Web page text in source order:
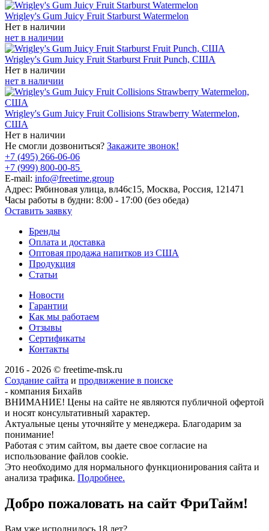
Wrigley's Gum Juicy Fruit Starburst Watermelon
Нет в наличии
нет в наличии
Wrigley's Gum Juicy Fruit Starburst Fruit Punch, США
Нет в наличии
нет в наличии
Wrigley's Gum Juicy Fruit Collisions Strawberry Watermelon,
США
Нет в наличии
Не смогли дозвониться? Закажите звонок!
+7 (495) 266-06-06
+7 (999) 800-00-85
E-mail: info@freetime.group
Адрес: Рябиновая улица, вл46с15, Москва, Россия, 121471
Часы работы в будни: 8:00 - 17:00 (без обеда)
Оставить заявку
Бренды
Оплата и доставка
Оптовая продажа напитков из США
Продукция
Статьи
Новости
Гарантии
Как мы работаем
Отзывы
Сертификаты
Контакты
2016 - 2026 © freetime-msk.ru
Создание сайта и продвижение в поиске
- компания Бихайв
ВНИМАНИЕ! Цены на сайте не являются публичной офертой
и носят консультативный характер.
Актуальные цены уточняйте у менеджера. Благодарим за
понимание!
Работая с этим сайтом, вы даете свое согласие на
использование файлов cookie.
Это необходимо для нормального функционирования сайта и
анализа трафика. Подробнее.
Добро пожаловать на сайт ФриТайм!
Вам уже исполнилось 18 лет?